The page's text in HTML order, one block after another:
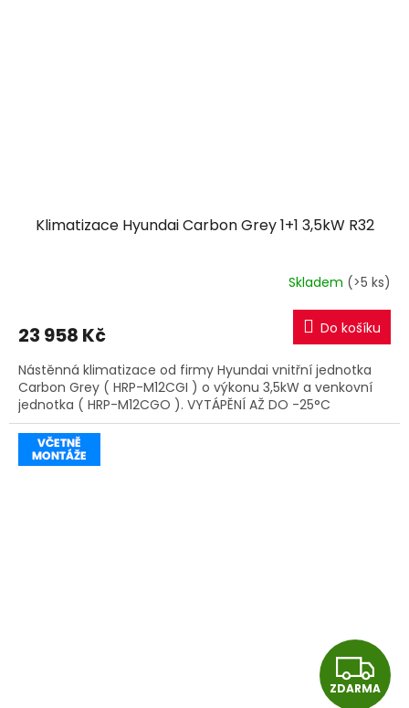
Klimatizace Hyundai Carbon Grey 1+1 3,5kW R32
Skladem (>5 ks)
23 958 Kč Do košíku
Nástěnná klimatizace od firmy Hyundai vnitřní jednotka
Carbon Grey ( HRP-M12CGI ) o výkonu 3,5kW a venkovní
jednotka ( HRP-M12CGO ). VYTÁPĚNÍ AŽ DO -25°C
Z
ZDARMA